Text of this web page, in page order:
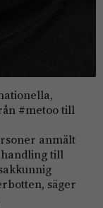
#metoo till
anmält
till
säger